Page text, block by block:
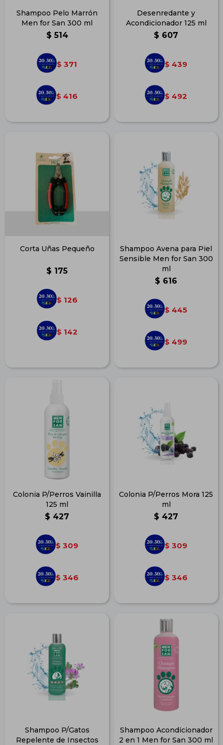
Shampoo Pelo Marrón
Men for San 300 ml
$ 514
$ 371
$ 416
Desenredante y
Acondicionador 125 ml
$ 607
$ 439
$ 492
Corta Uñas Pequeño
$ 175
$ 126
$ 142
Shampoo Avena para Piel
Sensible Men for San 300
ml
$ 616
$ 445
$ 499
Colonia P/Perros Vainilla
125 ml
$ 427
$ 309
$ 346
Colonia P/Perros Mora 125
ml
$ 427
$ 309
$ 346
Shampoo P/Gatos
Repelente de Insectos
Shampoo Acondicionador
2 en 1 Men for San 300 ml